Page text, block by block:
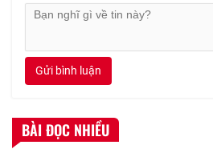
Gửi bình luận
BÀI ĐỌC NHIỀU